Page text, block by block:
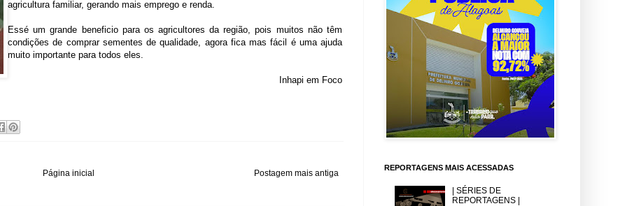
agricultura familiar, gerando mais emprego e renda.
Essé um grande beneficio para os agricultores da região, pois muitos não têm
condições de comprar sementes de qualidade, agora fica mas fácil é uma ajuda
muito importante para todos eles.
Inhapi em Foco
Postagem mais antiga
Página inicial
REPORTAGENS MAIS ACESSADAS
| SÉRIES DE
REPORTAGENS |